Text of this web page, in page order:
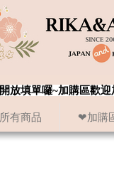
所有商品 ❤加購
開放填單囉~加購區歡